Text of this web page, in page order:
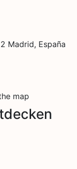
Madrid, España
map